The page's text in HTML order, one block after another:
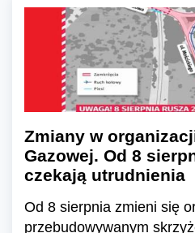
Zmiany w
Gazowej. Od 8
czekają utrudnienia
Od 8 sierpnia zmieni się
przebudowywanym